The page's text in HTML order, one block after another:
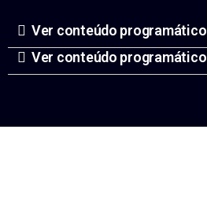
Ver conteúdo programático
Ver conteúdo programático